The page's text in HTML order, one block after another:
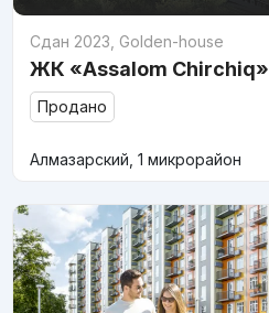
Сдан 2023 Golden-house
ЖК «Assalom Chirchiq»
Продано
Алмазарский, 1 микрорайон